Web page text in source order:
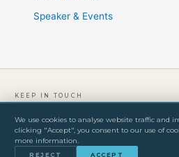
Speaker & Events
KEEP IN TOUCH
PRIVACY POLICYTERMS & CONDITIONS
© 2026 Freddy Olander. All rights reserved.
We use cookies to analyse website traffic and
clicking "Accept", you consent to our use of
more information.
REJECT ACCEPT